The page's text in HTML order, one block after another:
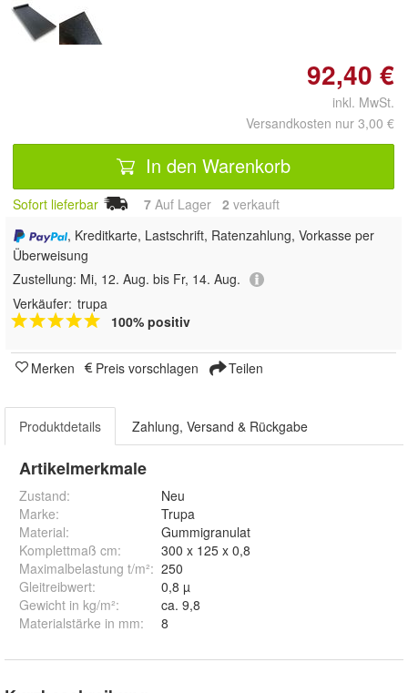
92,40 €
inkl. MwSt.
Versandkosten nur 3,00 €
In den Warenkorb
Sofort lieferbar 7 Auf Lager 2 verkauft
, Kreditkarte, Lastschrift, Ratenzahlung, Vorkasse per
Überweisung
Zustellung: Mi, 12. Aug. bis Fr, 14. Aug.
Verkäufer: trupa
100% positiv
Merken Preis vorschlagen Teilen
Produktdetails Zahlung, Versand & Rückgabe
Artikelmerkmale
Zustand:
Neu
Marke:
Trupa
Material:
Gummigranulat
Komplettmaß cm:
300 x 125 x 0,8
Maximalbelastung t/m²: 250
Gleitreibwert:
0,8 µ
Gewicht in kg/m²:
ca. 9,8
Materialstärke in mm: 8